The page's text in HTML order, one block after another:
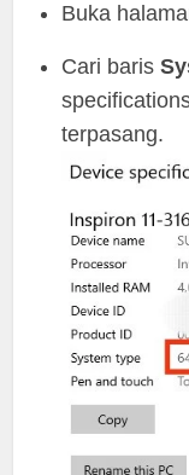
Buka
Cari baris
terpasang.